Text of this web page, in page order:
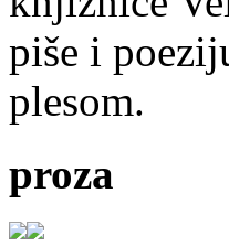
piše i
plesom.
proza